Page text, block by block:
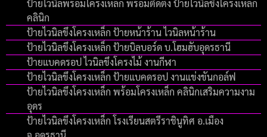
ป้ายไวนิลพร้อมโครงเหล็ก พร้อมติดตั้ง ป้ายไวนิลขึงโครงเหล็ก
คลินิก
ป้ายไวนิลขึงโครงเหล็ก ป้ายหน้าร้าน ไวนิลหน้าร้าน
ป้ายไวนิลขึงโครงเหล็ก ป้ายบิลบอร์ด บ.โฮมฮับอุดรธานี
ป้ายแบคดรอป ไวนิลขึงโครงไม้ งานกีฬา
ป้ายไวนิลขึงโครงเหล็ก ป้ายแบคดรอป งานแข่งขันกอล์ฟ
ป้ายไวนิลขึงโครงเหล็ก พร้อมโครงเหล็ก คลินิกเสริมความงาม
อุดร
ป้ายไวนิลขึงโครงเหล็ก โรงเรียนสตรีราชินูทิศ อ.เมือง